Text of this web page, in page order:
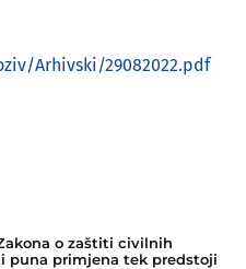
Arhivski/29082022.pdf
o zaštiti civilnih
puna primjena tek predstoji